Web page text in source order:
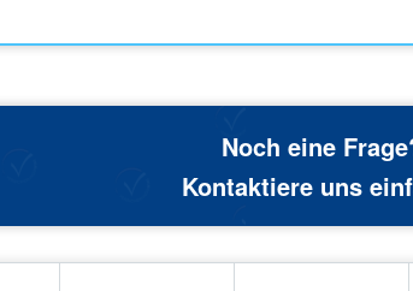
Noch eine
Kontaktiere uns